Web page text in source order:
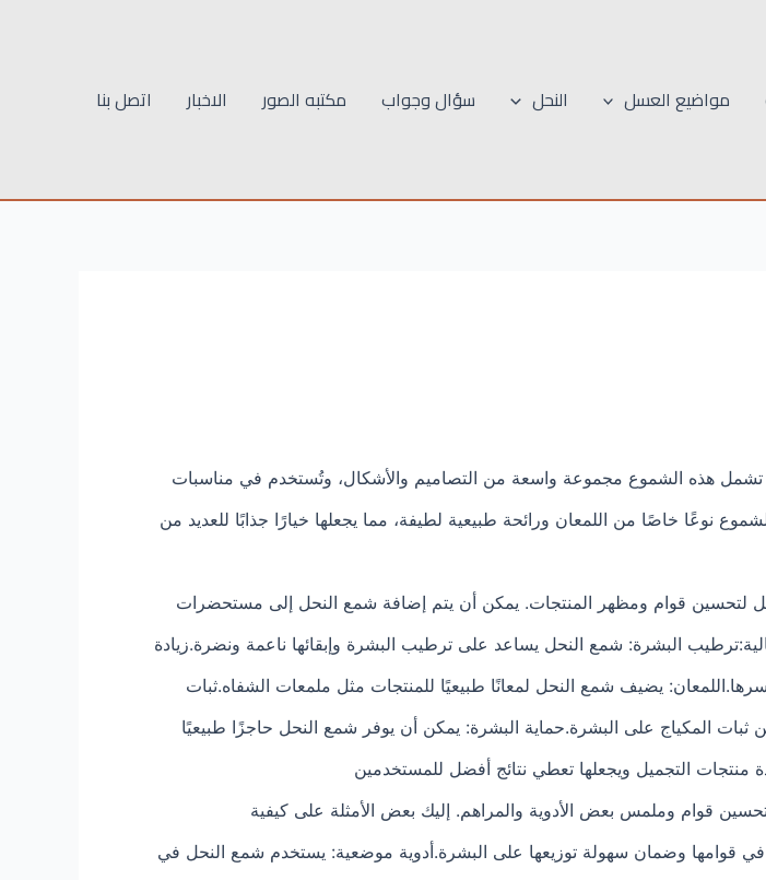
مواضيع العسل النحل سؤال وجواب مكتبه الصور الاخبار اتصل بنا
هذه الشموع مجموعة واسعة من التصاميم والأشكال، وتُستخدم في مناسبات
نوعًا خاصًا من اللمعان ورائحة طبيعية لطيفة، مما يجعلها خيارًا جذابًا للعديد من
لتحسين قوام ومظهر المنتجات. يمكن أن يتم إضافة شمع النحل إلى مستحضرات
البشرة: شمع النحل يساعد على ترطيب البشرة وإبقائها ناعمة ونضرة.زيادة
يضيف شمع النحل لمعانًا طبيعيًا للمنتجات مثل ملمعات الشفاه.ثبات
المكياج على البشرة.حماية البشرة: يمكن أن يوفر شمع النحل حاجزًا طبيعيًا
منتجات التجميل ويجعلها تعطي نتائج أفضل للمستخدمين
قوام وملمس بعض الأدوية والمراهم. إليك بعض الأمثلة على كيفية
قوامها وضمان سهولة توزيعها على البشرة.أدوية موضعية: يستخدم شمع النحل في